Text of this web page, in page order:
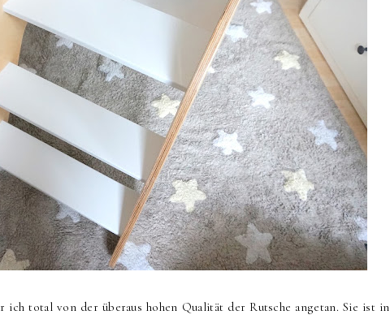
ich total von der überaus hohen Qualität der Rutsche angetan. Sie ist in